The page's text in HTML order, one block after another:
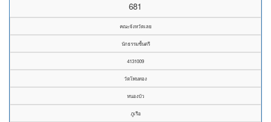
681
คณะจังหวัดเลย
นักธรรมชั้นตรี
4131009
วัดโพนทอง
หนองบัว
ภูเรือ